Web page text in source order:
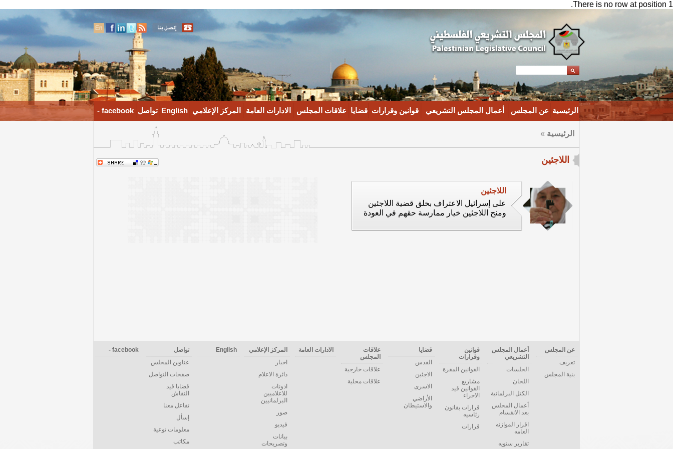
There is no row at position 1.
En
الرئيسية عن المجلس أعمال المجلس التشريعي قوانين وقرارات قضايا علاقات المجلس الادارات العامة المركز الإعلامي English تواصل facebook -
الرئيسية »
اللاجئين
اللاجئين
على إسرائيل الاعتراف بخلق قضية اللاجئين
ومنح اللاجئين خيار ممارسة حقهم في العودة
عن المجلس
تعريف
بنية المجلس
أعمال المجلس
التشريعي
الجلسات
اللجان
الكتل البرلمانية
أعمال المجلس
بعد الانقسام
اقرار الموازنه
العامه
تقارير سنويه
قوانين
وقرارات
القوانين المقرة
مشاريع
القوانين قيد
الاجراء
قرارات بقانون
رئاسيه
قرارات
قضايا
القدس
الاجئين
الاسرى
الأراضي
والاستيطان
علاقات
المجلس
علاقات خارجية
علاقات محلية
الادارات العامة
المركز الإعلامي
اخبار
دائرة الاعلام
اذونات
للاعلاميين
البرلمانيين
صور
فيديو
بيانات
وتصريحات
English
تواصل
عناوين المجلس
صفحات التواصل
قضايا قيد
النقاش
تفاعل معنا
إسأل
معلومات توعية
مكاتب
facebook -